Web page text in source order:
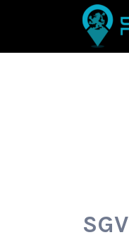
Zoek
naar: